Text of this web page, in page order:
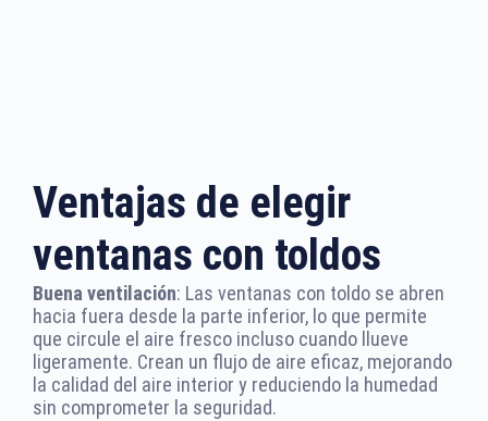
Ventajas de elegir
ventanas con toldos
Buena ventilación: Las ventanas con toldo se abren
hacia fuera desde la parte inferior, lo que permite
que circule el aire fresco incluso cuando llueve
ligeramente. Crean un flujo de aire eficaz, mejorando
la calidad del aire interior y reduciendo la humedad
sin comprometer la seguridad.